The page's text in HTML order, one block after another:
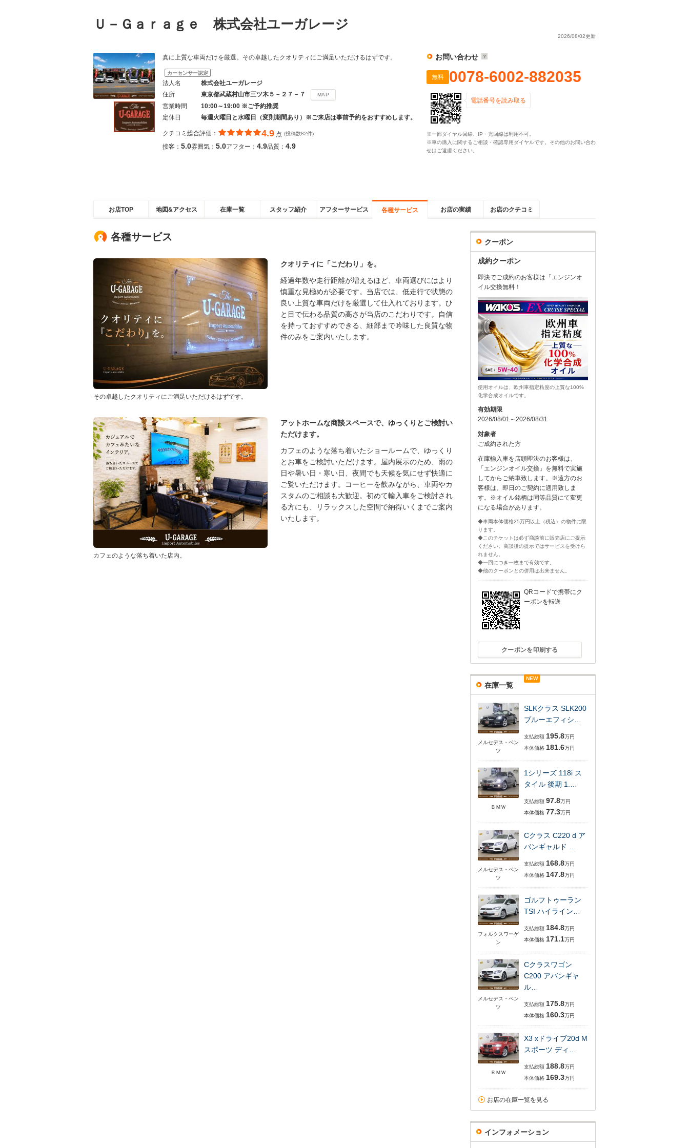
Ｕ－Ｇａｒａｇｅ 株式会社ユーガレージ
2026/08/02更新
真に上質な車両だけを厳選。その卓越したクオリティにご満足いただけるはずです。
カーセンサー認定
法人名
株式会社ユーガレージ
住所
東京都武蔵村山市三ツ木５－２７－７ MAP
営業時間
10:00～19:00 ※ご予約推奨
定休日
毎週火曜日と水曜日（変則期間あり）※ご来店は事前予約をおすすめします。
クチコミ総合評価： 4.9 点 (投稿数82件)
接客： 5.0雰囲気： 5.0アフター： 4.9品質： 4.9
お問い合わせ
無料 0078-6002-882035
電話番号を読み取る
※一部ダイヤル回線、IP・光回線は利用不可。
※車の購入に関するご相談・確認専用ダイヤルです。その他のお問い合わ
せはご遠慮ください。
お店TOP 地図&アクセス 在庫一覧 スタッフ紹介 アフターサービス 各種サービス お店の実績 お店のクチコミ
各種サービス
その卓越したクオリティにご満足いただけるはずです。
クオリティに「こだわり」を。
経過年数や走行距離が増えるほど、車両選びにはより
慎重な見極めが必要です。当店では、低走行で状態の
良い上質な車両だけを厳選して仕入れております。ひ
と目で伝わる品質の高さが当店のこだわりです。自信
を持っておすすめできる、細部まで吟味した良質な物
件のみをご案内いたします。
カフェのような落ち着いた店内。
アットホームな商談スペースで、ゆっくりとご検討い
ただけます。
カフェのような落ち着いたショールームで、ゆっくり
とお車をご検討いただけます。屋内展示のため、雨の
日や暑い日・寒い日、夜間でも天候を気にせず快適に
ご覧いただけます。コーヒーを飲みながら、車両やカ
スタムのご相談も大歓迎。初めて輸入車をご検討され
る方にも、リラックスした空間で納得いくまでご案内
いたします。
クーポン
成約クーポン
即決でご成約のお客様は「エンジンオ
イル交換無料！
使用オイルは、欧州車指定粘度の上質な100%
化学合成オイルです。
有効期限
2026/08/01～2026/08/31
対象者
ご成約された方
在庫輸入車を店頭即決のお客様は、
「エンジンオイル交換」を無料で実施
してからご納車致します。※遠方のお
客様は、即日のご契約に適用致しま
す。※オイル銘柄は同等品質にて変更
になる場合があります。
◆車両本体価格25万円以上（税込）の物件に限
ります。
◆このチケットは必ず商談前に販売店にご提示
ください。商談後の提示ではサービスを受けら
れません。
◆一回につき一枚まで有効です。
◆他のクーポンとの併用は出来ません。
QRコードで携帯にク
ーポンを転送
クーポンを印刷する
在庫一覧
メルセデス・ベン
ツ
NEW
SLKクラス SLK200
ブルーエフィシ…
支払総額 195.8万円
本体価格 181.6万円
ＢＭＷ
1シリーズ 118i ス
タイル 後期 1.…
支払総額 97.8万円
本体価格 77.3万円
メルセデス・ベン
ツ
Cクラス C220 d ア
バンギャルド …
支払総額 168.8万円
本体価格 147.8万円
フォルクスワーゲ
ン
ゴルフトゥーラン
TSI ハイライン…
支払総額 184.8万円
本体価格 171.1万円
メルセデス・ベン
ツ
Cクラスワゴン
C200 アバンギャ
ル…
支払総額 175.8万円
本体価格 160.3万円
ＢＭＷ
X3 xドライブ20d M
スポーツ ディ…
支払総額 188.8万円
本体価格 169.3万円
お店の在庫一覧を見る
インフォメーション